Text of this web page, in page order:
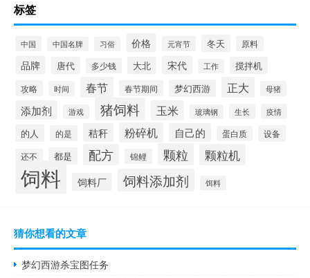
标签
中国 中国名牌 习俗 价格 元宵节 冬天 原料
品牌 唐代 多少钱 大北 宋代 工作 搅拌机
攻略 时间 春节 春节期间 梦幻西游 正大 母猪
添加剂 游戏 猪饲料 玉米 玻璃钢 生长 疫情
的人 的是 秸秆 粉碎机 自己的 蛋白质 设备
还不 都是 配方 锦鲤 颗粒 颗粒机
饲料 饲料厂 饲料添加剂 饵料
猜你想看的文章
梦幻西游杀宝图任务